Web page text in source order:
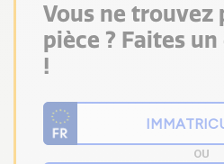
Vous ne trouvez
pièce ? Faites
!
OU